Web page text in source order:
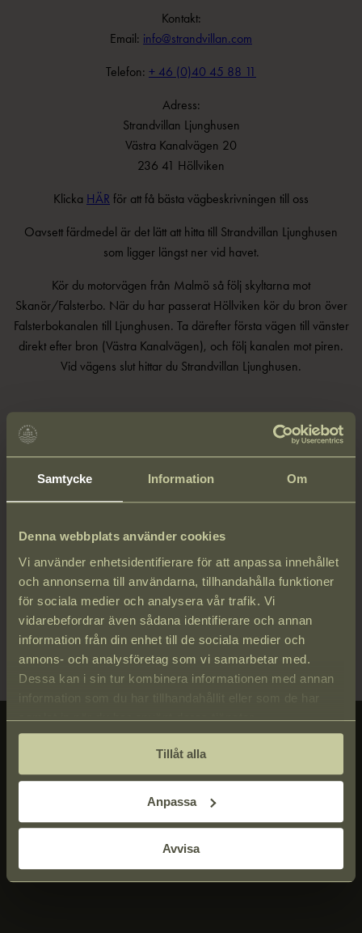
Samtycke Information Om
Denna webbplats använder cookies
Vi använder enhetsidentifierare för att anpassa innehållet
och annonserna till användarna, tillhandahålla funktioner
för sociala medier och analysera vår trafik. Vi
vidarebefordrar även sådana identifierare och annan
information från din enhet till de sociala medier och
annons- och analysföretag som vi samarbetar med.
Dessa kan i sin tur kombinera informationen med annan
samlat in när du har använt deras tjänster.
Tillåt alla
Anpassa
Avvisa
Kontakt:
Email: info@strandvillan.com
Telefon: + 46 (0)40 45 88 11
Adress:
Strandvillan Ljunghusen
Västra Kanalvägen 20
236 41 Höllviken
Klicka HÄR för att få bästa vägbeskrivningen till oss
Oavsett färdmedel är det lätt att hitta till Strandvillan Ljunghusen
som ligger längst ner vid havet.
Kör du motorvägen från Malmö så följ skyltarna mot
Skanör/Falsterbo. När du har passerat Höllviken kör du bron över
Falsterbokanalen till Ljunghusen. Ta därefter första vägen till vänster
direkt efter bron (Västra Kanalvägen), och följ kanalen mot piren.
Vid vägens slut hittar du Strandvillan Ljunghusen.